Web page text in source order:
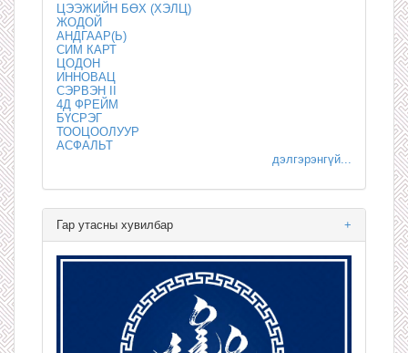
ЦЭЭЖИЙН БӨХ (ХЭЛЦ)
ЖОДОЙ
АНДГААР(Ь)
СИМ КАРТ
ЦОДОН
ИННОВАЦ
СЭРВЭН II
4Д ФРЕЙМ
БҮСРЭГ
ТООЦООЛУУР
АСФАЛЬТ
дэлгэрэнгүй...
+
Гар утасны хувилбар